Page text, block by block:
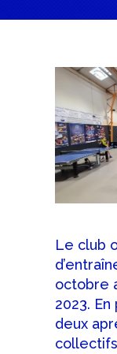
Le club
octobre
2023.
deux